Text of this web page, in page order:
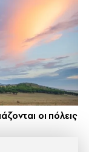
οι πόλεις